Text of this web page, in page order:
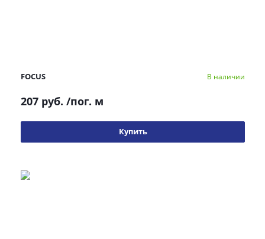
FOCUS В наличии
207 руб. /пог. м
Купить